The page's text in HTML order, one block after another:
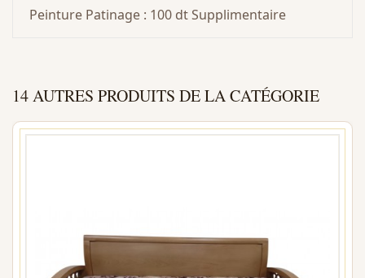
Peinture Patinage : 100 dt Supplimentaire
14 AUTRES PRODUITS DE LA CATÉGORIE